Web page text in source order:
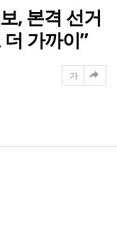
, 본격 선거
가까이”
가